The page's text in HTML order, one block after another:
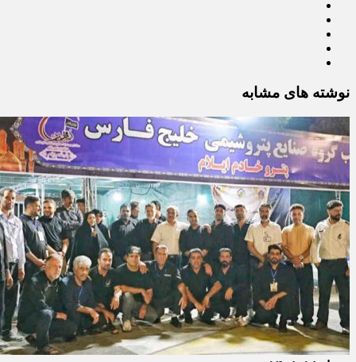
نوشته های مشابه